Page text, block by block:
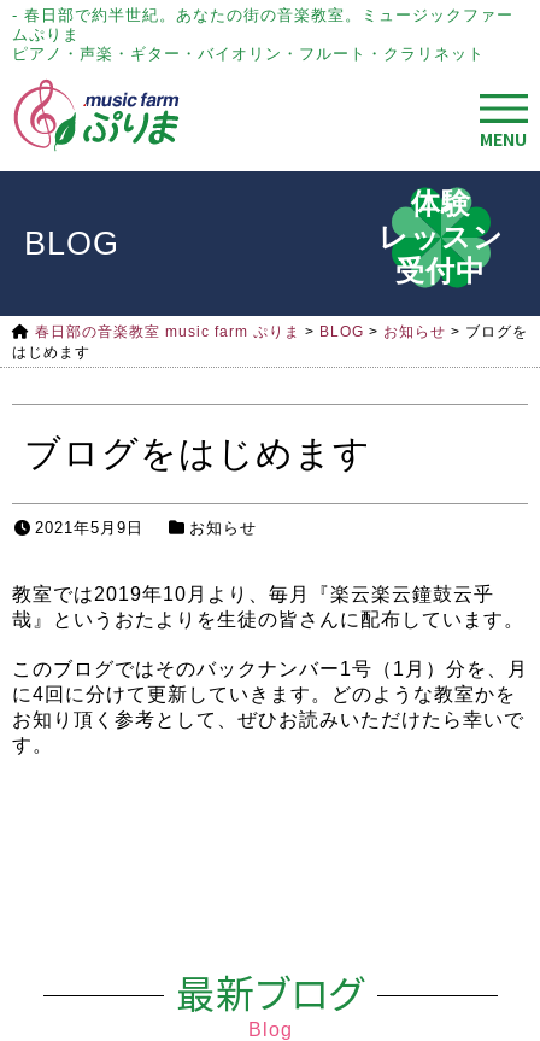
- 春日部で約半世紀。あなたの街の音楽教室。ミュージックファー
ムぷりま
ピアノ・声楽・ギター・バイオリン・フルート・クラリネット
MENU
BLOG
春日部の音楽教室 music farm ぷりま > BLOG > お知らせ > ブログを
はじめます
ブログをはじめます
2021年5月9日 お知らせ
教室では2019年10月より、毎月『楽云楽云鐘鼓云乎
哉』というおたよりを生徒の皆さんに配布しています。
このブログではそのバックナンバー1号（1月）分を、月
に4回に分けて更新していきます。どのような教室かを
お知り頂く参考として、ぜひお読みいただけたら幸いで
す。
最新ブログ
Blog
体験
レッスン
受付中